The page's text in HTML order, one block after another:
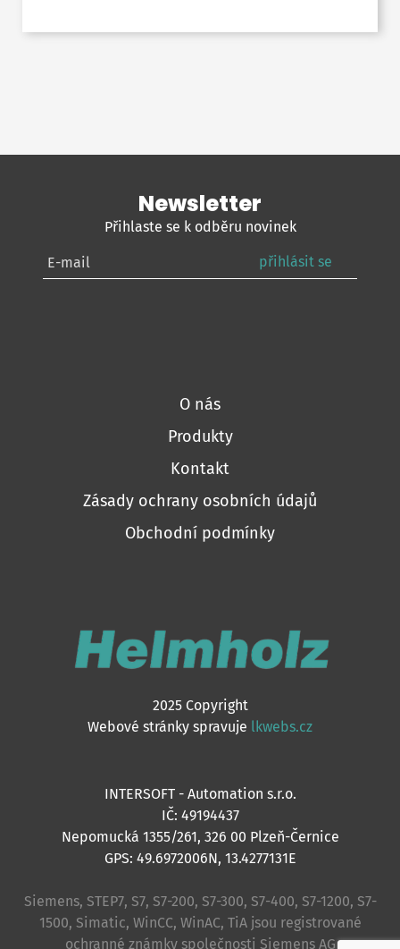
Newsletter
Přihlaste se k odběru novinek
přihlásit se
O nás
Produkty
Kontakt
Zásady ochrany osobních údajů
Obchodní podmínky
2025 Copyright
Webové stránky spravuje lkwebs.cz
INTERSOFT - Automation s.r.o.
IČ: 49194437
Nepomucká 1355/261, 326 00 Plzeň-Černice
GPS: 49.6972006N, 13.4277131E
Siemens, STEP7, S7, S7-200, S7-300, S7-400, S7-1200, S7-
1500, Simatic, WinCC, WinAC, TiA jsou registrované
ochranné známky společnosti Siemens AG